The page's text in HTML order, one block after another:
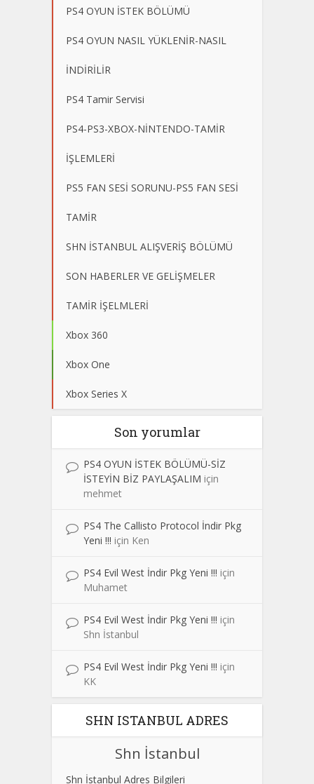
PS4 OYUN İSTEK BÖLÜMÜ
PS4 OYUN NASIL YÜKLENİR-NASIL
İNDİRİLİR
PS4 Tamir Servisi
PS4-PS3-XBOX-NİNTENDO-TAMİR
İŞLEMLERİ
PS5 FAN SESİ SORUNU-PS5 FAN SESİ
TAMİR
SHN İSTANBUL ALIŞVERİŞ BÖLÜMÜ
SON HABERLER VE GELİŞMELER
TAMİR İŞELMLERİ
Xbox 360
Xbox One
Xbox Series X
Son yorumlar
PS4 OYUN İSTEK BÖLÜMÜ-SİZ
İSTEYİN BİZ PAYLAŞALIM için
mehmet
PS4 The Callisto Protocol İndir Pkg
Yeni !!! için Ken
PS4 Evil West İndir Pkg Yeni !!! için
Muhamet
PS4 Evil West İndir Pkg Yeni !!! için
Shn İstanbul
PS4 Evil West İndir Pkg Yeni !!! için
KK
SHN ISTANBUL ADRES
Shn İstanbul
Shn İstanbul Adres Bilgileri